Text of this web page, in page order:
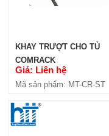
KHAY TRƯỢT CHO TỦ
COMRACK
Giá: Liên hệ
Mã sản phẩm: MT-CR-ST